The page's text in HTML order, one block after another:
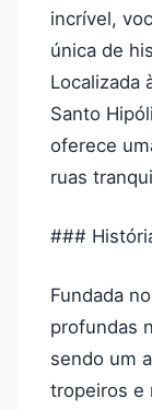
incrível,
única de
Localizada
Santo
oferece
ruas
###
Fundada
profundas
sendo um
tropeiros e